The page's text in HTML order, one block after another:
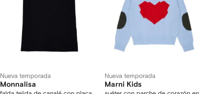
Nueva temporada
Monnalisa
Nueva temporada
Marni Kids